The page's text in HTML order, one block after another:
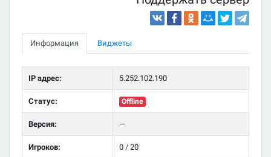
Информация Виджеты
IP адрес: 5.252.102.190
Статус: Offline
Версия: —
Игроков: 0 / 20